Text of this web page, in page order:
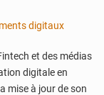
et des médias
digitale en
mise à jour de son